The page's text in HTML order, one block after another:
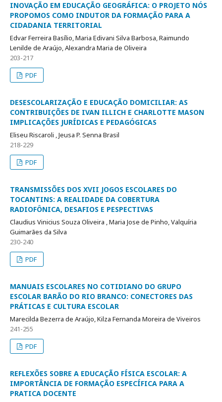
INOVAÇÃO EM EDUCAÇÃO GEOGRÁFICA: O PROJETO NÓS
PROPOMOS COMO INDUTOR DA FORMAÇÃO PARA A
CIDADANIA TERRITORIAL
Edvar Ferreira Basílio, Maria Edivani Silva Barbosa, Raimundo
Lenilde de Araújo, Alexandra Maria de Oliveira
203-217
PDF
DESESCOLARIZAÇÃO E EDUCAÇÃO DOMICILIAR: AS
CONTRIBUIÇÕES DE IVAN ILLICH E CHARLOTTE MASON
IMPLICAÇÕES JURÍDICAS E PEDAGÓGICAS
Eliseu Riscaroli , Jeusa P. Senna Brasil
218-229
PDF
TRANSMISSÕES DOS XVII JOGOS ESCOLARES DO
TOCANTINS: A REALIDADE DA COBERTURA
RADIOFÔNICA, DESAFIOS E PESPECTIVAS
Claudius Vinicius Souza Oliveira , Maria Jose de Pinho, Valquíria
Guimarães da Silva
230-240
PDF
MANUAIS ESCOLARES NO COTIDIANO DO GRUPO
ESCOLAR BARÃO DO RIO BRANCO: CONECTORES DAS
PRÁTICAS E CULTURA ESCOLAR
Marecilda Bezerra de Araújo, Kilza Fernanda Moreira de Viveiros
241-255
PDF
REFLEXÕES SOBRE A EDUCAÇÃO FÍSICA ESCOLAR: A
IMPORTÂNCIA DE FORMAÇÃO ESPECÍFICA PARA A
PRATICA DOCENTE